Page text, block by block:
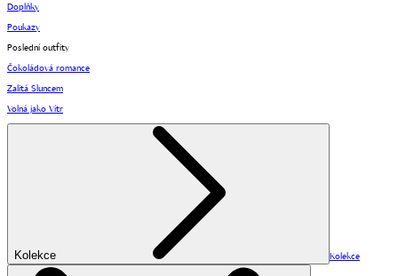
Doplňky
Poukazy
Poslední outfity
Čokoládová romance
Zalitá Sluncem
Volná jako Vítr
Kolekce Kolekce